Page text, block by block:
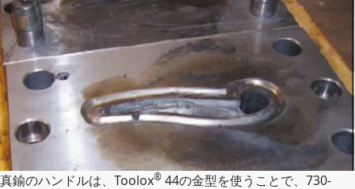
真鍮のハンドルは、Toolox® 44の金型を使うことで、730-